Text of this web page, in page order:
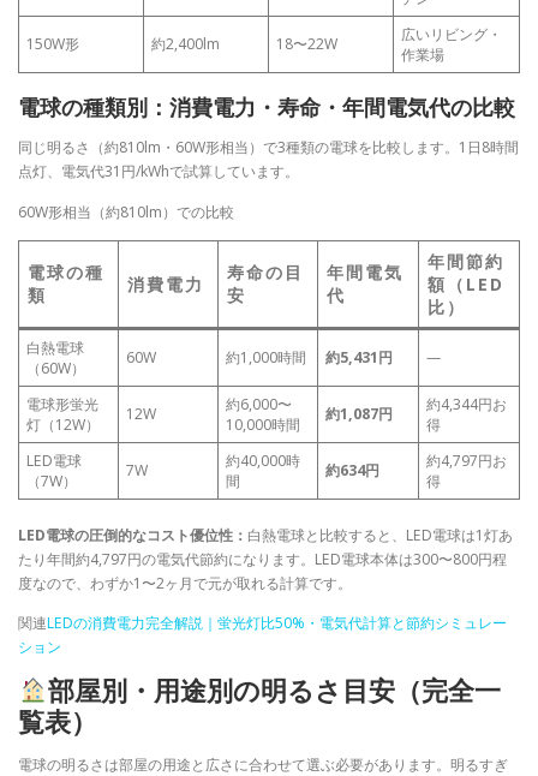
150W形 約2,400lm 18〜22W
広いリビング・
作業場
電球の種類別：消費電力・寿命・年間電気代の比較
同じ明るさ（約810lm・60W形相当）で3種類の電球を比較します。1日8時間
点灯、電気代31円/kWhで試算しています。
60W形相当（約810lm）での比較
電球の種
類
消費電力
寿命の目
安
年間電気
代
年間節約
額（LED
比）
白熱電球
（60W）
60W 約1,000時間 約5,431円 —
電球形蛍光
灯（12W）
12W
約6,000〜
10,000時間
約1,087円
約4,344円お
得
LED電球
（7W）
7W
約40,000時
間
約634円
約4,797円お
得
LED電球の圧倒的なコスト優位性： 白熱電球と比較すると、LED電球は1灯あ
たり年間約4,797円の電気代節約になります。LED電球本体は300〜800円程
度なので、わずか1〜2ヶ月で元が取れる計算です。
関連LEDの消費電力完全解説｜蛍光灯比50%・電気代計算と節約シミュレー
ション
部屋別・用途別の明るさ目安（完全一
覧表）
電球の明るさは部屋の用途と広さに合わせて選ぶ必要があります。明るすぎ